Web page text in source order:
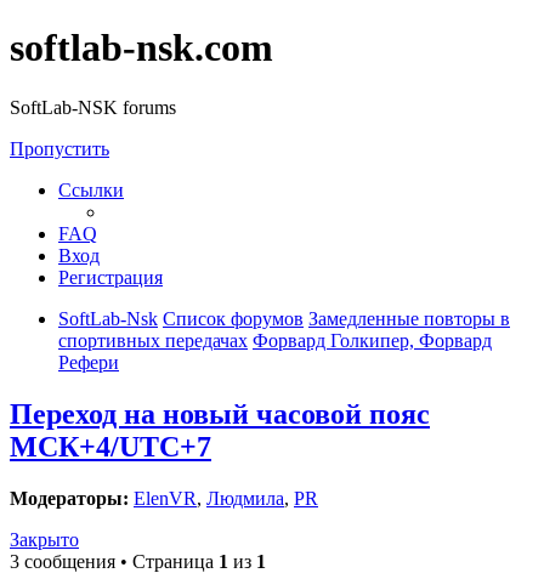
softlab-nsk.com
SoftLab-NSK forums
Пропустить
Ссылки
FAQ
Вход
Регистрация
SoftLab-Nsk Список форумов Замедленные повторы в
спортивных передачах Форвард Голкипер, Форвард
Рефери
Переход на новый часовой пояс
МСК+4/UTC+7
Модераторы: ElenVR, Людмила, PR
Закрыто
3 сообщения • Страница 1 из 1